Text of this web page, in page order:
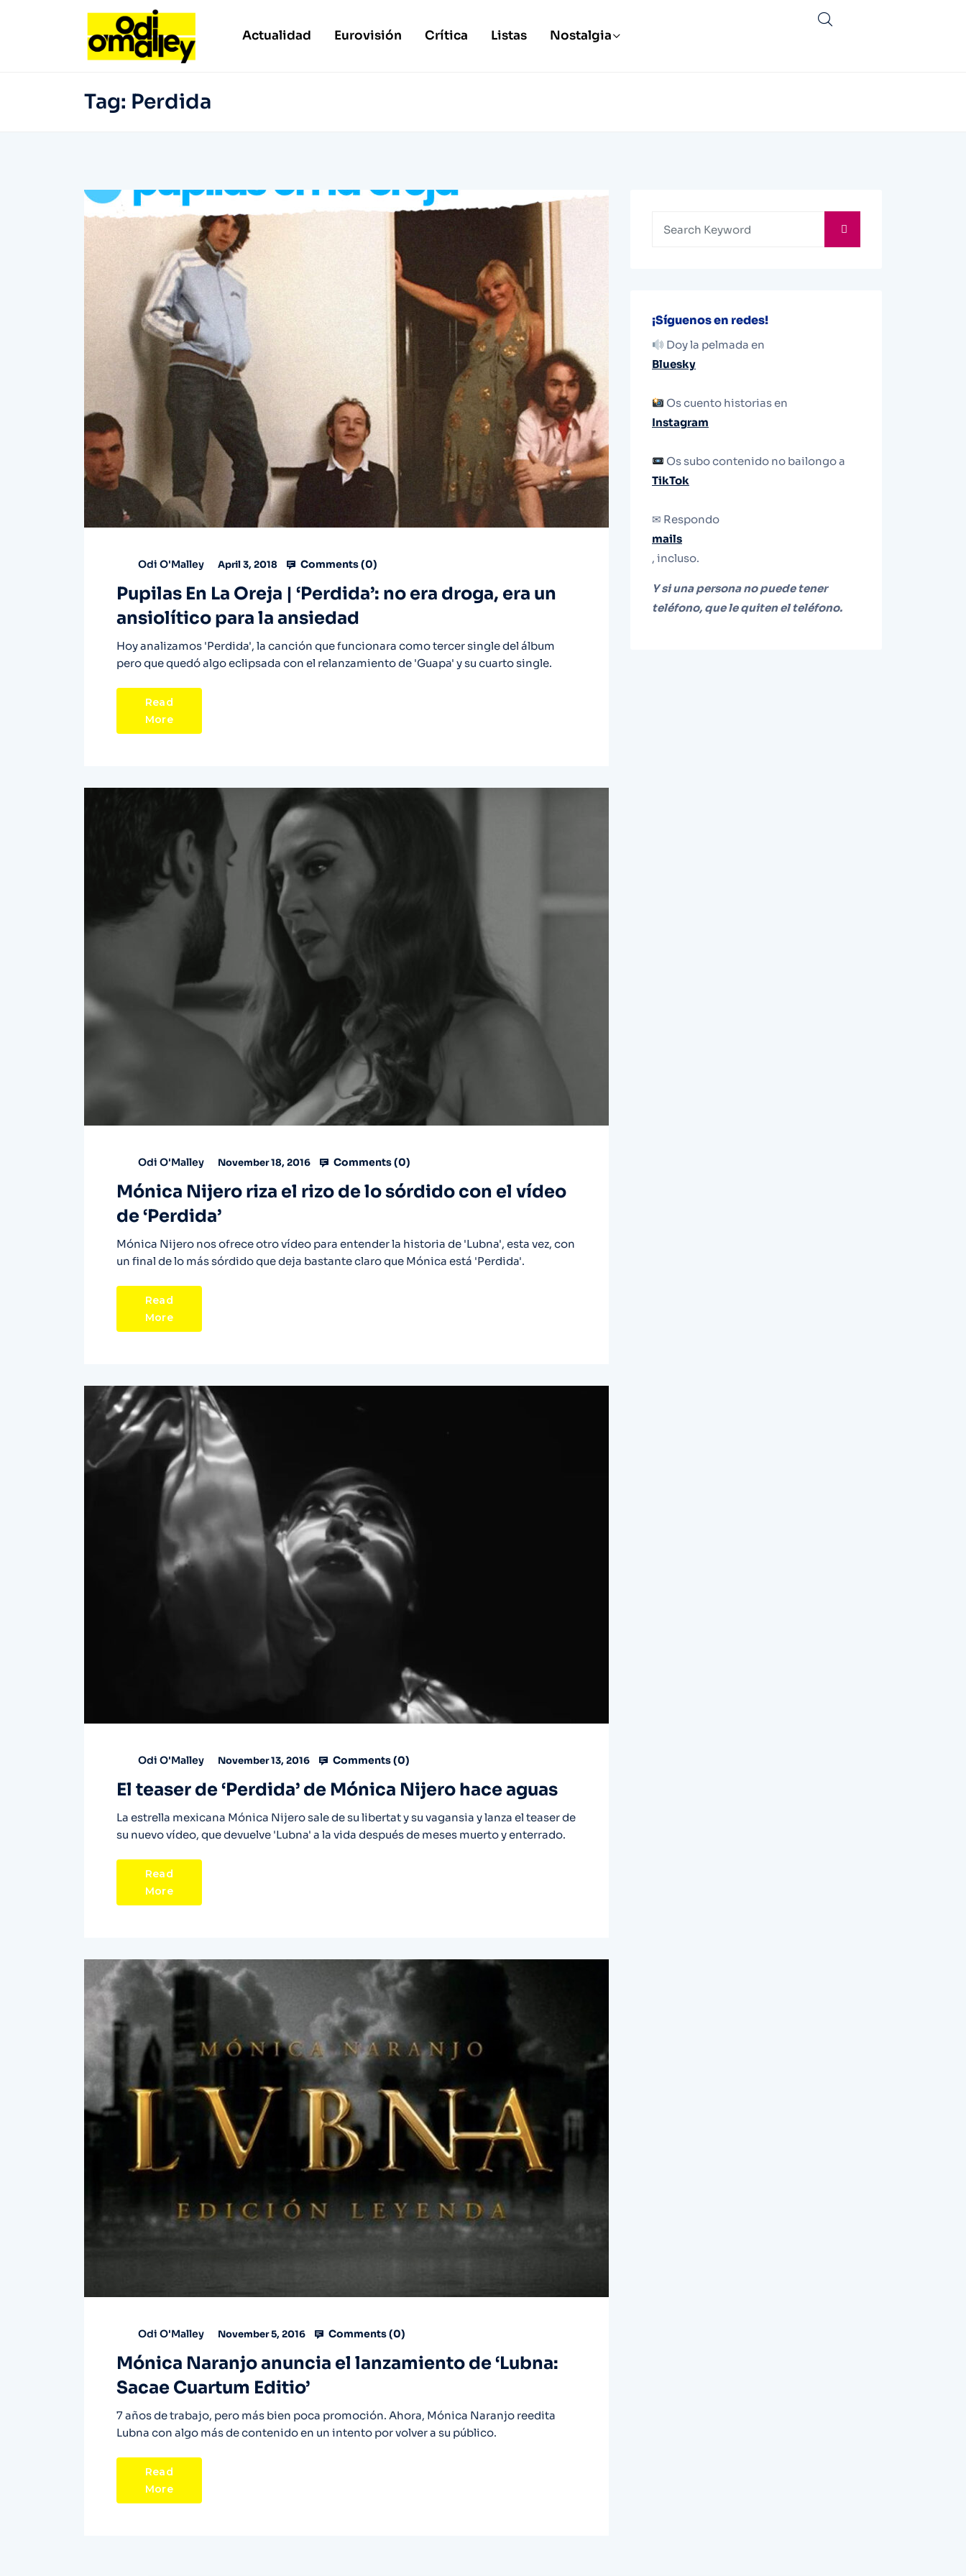
Actualidad Eurovisión Crítica Listas Nostalgia
Tag: Perdida
Odi O'Malley April 3, 2018 Comments (0)
Pupilas En La Oreja | ‘Perdida’: no era droga, era un
ansiolítico para la ansiedad
Hoy analizamos 'Perdida', la canción que funcionara como tercer single del álbum
pero que quedó algo eclipsada con el relanzamiento de 'Guapa' y su cuarto single.
Read
More
Odi O'Malley November 18, 2016 Comments (0)
Mónica Nijero riza el rizo de lo sórdido con el vídeo
de ‘Perdida’
Mónica Nijero nos ofrece otro vídeo para entender la historia de 'Lubna', esta vez, con
un final de lo más sórdido que deja bastante claro que Mónica está 'Perdida'.
Read
More
Odi O'Malley November 13, 2016 Comments (0)
El teaser de ‘Perdida’ de Mónica Nijero hace aguas
La estrella mexicana Mónica Nijero sale de su libertat y su vagansia y lanza el teaser de
su nuevo vídeo, que devuelve 'Lubna' a la vida después de meses muerto y enterrado.
Read
More
Odi O'Malley November 5, 2016 Comments (0)
Mónica Naranjo anuncia el lanzamiento de ‘Lubna:
Sacae Cuartum Editio’
7 años de trabajo, pero más bien poca promoción. Ahora, Mónica Naranjo reedita
Lubna con algo más de contenido en un intento por volver a su público.
Read
More
¡Síguenos en redes!
Doy la pelmada en
Bluesky
Os cuento historias en
Instagram
Os subo contenido no bailongo a
TikTok
✉ Respondo
mails
, incluso.
Y si una persona no puede tener
teléfono, que le quiten el teléfono.